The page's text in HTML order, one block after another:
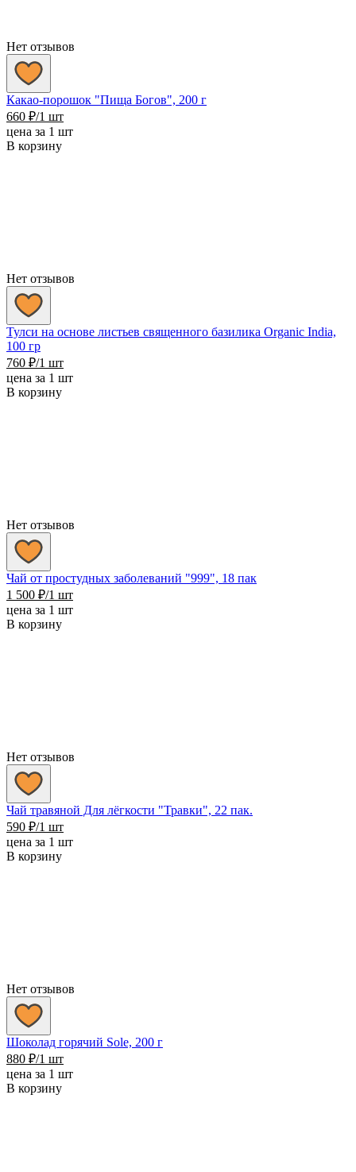
Нет отзывов
Какао-порошок "Пища Богов", 200 г
660 ₽/1 шт
цена за 1 шт
В корзину
Нет отзывов
Тулси на основе листьев священного базилика Organic India,
100 гр
760 ₽/1 шт
цена за 1 шт
В корзину
Нет отзывов
Чай от простудных заболеваний "999", 18 пак
1 500 ₽/1 шт
цена за 1 шт
В корзину
Нет отзывов
Чай травяной Для лёгкости "Травки", 22 пак.
590 ₽/1 шт
цена за 1 шт
В корзину
Нет отзывов
Шоколад горячий Sole, 200 г
880 ₽/1 шт
цена за 1 шт
В корзину